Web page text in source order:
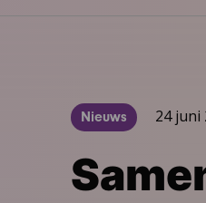
Nieuws 24 juni